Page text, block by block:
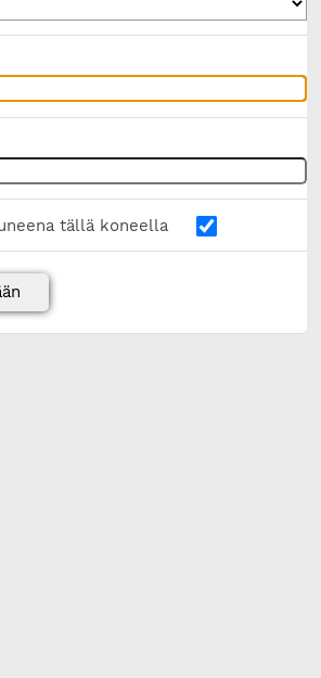
tällä koneella